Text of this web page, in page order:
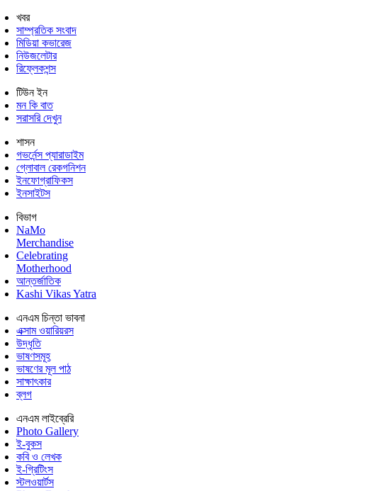
খবর
সাম্প্রতিক সংবাদ
মিডিয়া কভারেজ
নিউজলেটার
রিফ্লেকশন্স
টিউন ইন
মন কি বাত
সরাসরি দেখুন
শাসন
গভর্নেন্স প্যারাডাইম
গ্লোবাল রেকগনিশন
ইনফোগ্রাফিকস
ইনসাইটস
বিভাগ
NaMo
Merchandise
Celebrating
Motherhood
আন্তর্জাতিক
Kashi Vikas Yatra
এনএম চিন্তা ভাবনা
এক্সাম ওয়ারিয়রস
উদ্ধৃতি
ভাষণসমূহ
ভাষণের মূল পাঠ
সাক্ষাৎকার
ব্লগ
এনএম লাইব্রেরি
Photo Gallery
ই-বুকস
কবি ও লেখক
ই-গ্রিটিংস
স্টলওয়ার্টস